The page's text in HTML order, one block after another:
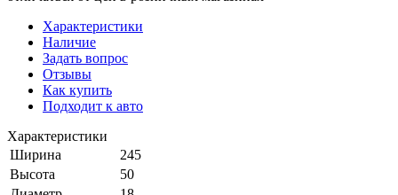
Характеристики
Наличие
Задать вопрос
Отзывы
Как купить
Подходит к авто
Характеристики
Ширина
245
Высота
50